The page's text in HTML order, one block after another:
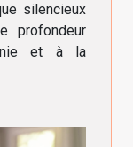
silencieux
profondeur
et à la